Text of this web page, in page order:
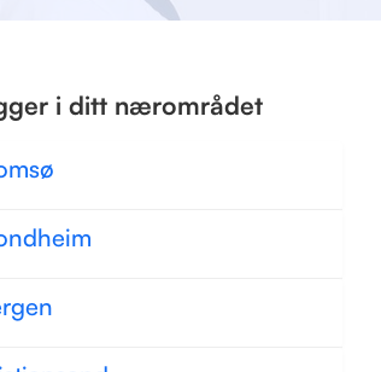
i ditt nærområdet